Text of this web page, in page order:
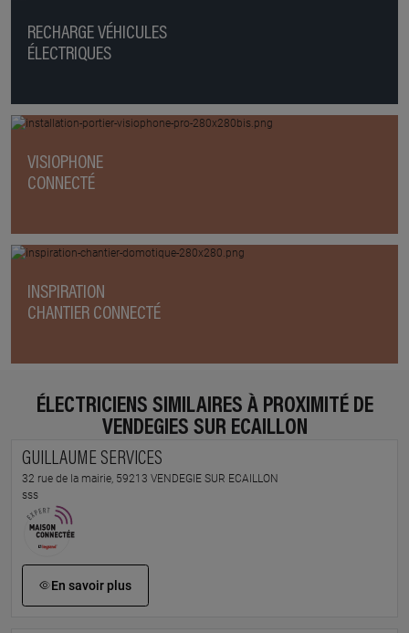
RECHARGE VÉHICULES
ÉLECTRIQUES
VISIOPHONE
CONNECTÉ
INSPIRATION
CHANTIER CONNECTÉ
ÉLECTRICIENS SIMILAIRES À PROXIMITÉ DE
VENDEGIES SUR ECAILLON
GUILLAUME SERVICES
32 rue de la mairie, 59213 VENDEGIE SUR ECAILLON
sss
En savoir plus